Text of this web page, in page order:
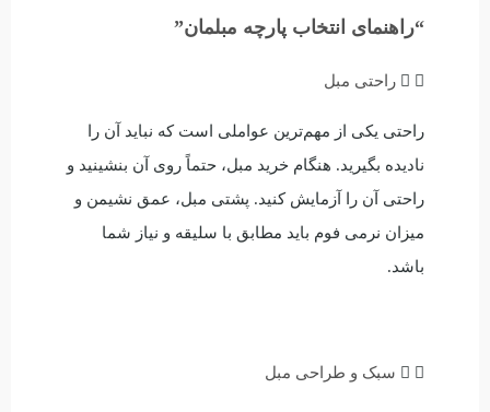
“راهنمای انتخاب پارچه مبلمان”
راحتی مبل
راحتی یکی از مهم‌ترین عواملی است که نباید آن را
نادیده بگیرید. هنگام خرید مبل، حتماً روی آن بنشینید و
راحتی آن را آزمایش کنید. پشتی مبل، عمق نشیمن و
میزان نرمی فوم باید مطابق با سلیقه و نیاز شما
باشد.
سبک و طراحی مبل